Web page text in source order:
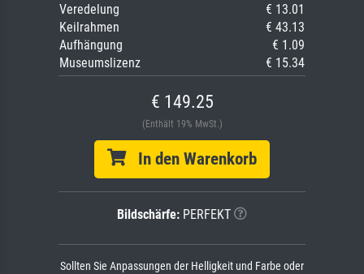
Veredelung
€ 13.01
Keilrahmen
€ 43.13
Aufhängung
€ 1.09
Museumslizenz
€ 15.34
€ 149.25
(Enthält 19% MwSt.)
In den Warenkorb
Bildschärfe: PERFEKT
Sollten Sie Anpassungen der Helligkeit und Farbe oder